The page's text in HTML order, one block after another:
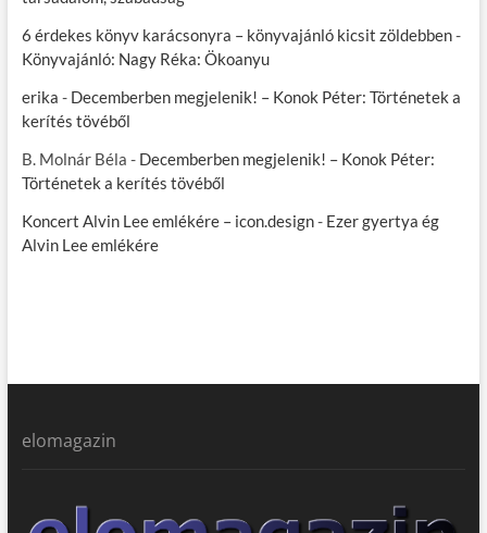
6 érdekes könyv karácsonyra – könyvajánló kicsit zöldebben-
Könyvajánló: Nagy Réka: Ökoanyu
erika - Decemberben megjelenik! – Konok Péter: Történetek a
kerítés tövéből
B. Molnár Béla - Decemberben megjelenik! – Konok Péter:
Történetek a kerítés tövéből
Koncert Alvin Lee emlékére – icon.design- Ezer gyertya ég
Alvin Lee emlékére
elomagazin